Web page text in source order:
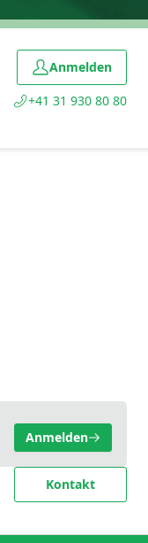
Anmelden
+41 31 930 80 80
Anmelden
Kontakt